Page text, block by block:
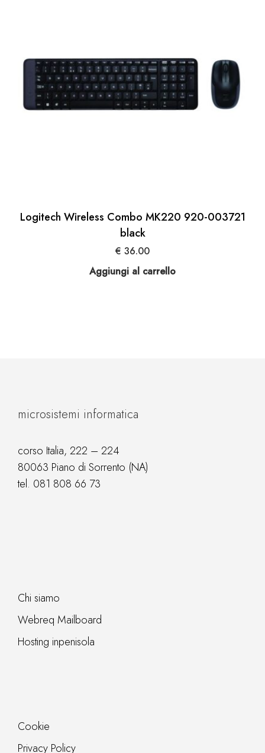
Logitech Wireless Combo MK220 920-003721
black
€ 36.00
Aggiungi al carrello
microsistemi informatica
corso Italia, 222 – 224
80063 Piano di Sorrento (NA)
tel. 081 808 66 73
Chi siamo
Webreq Mailboard
Hosting inpenisola
Cookie
Privacy Policy